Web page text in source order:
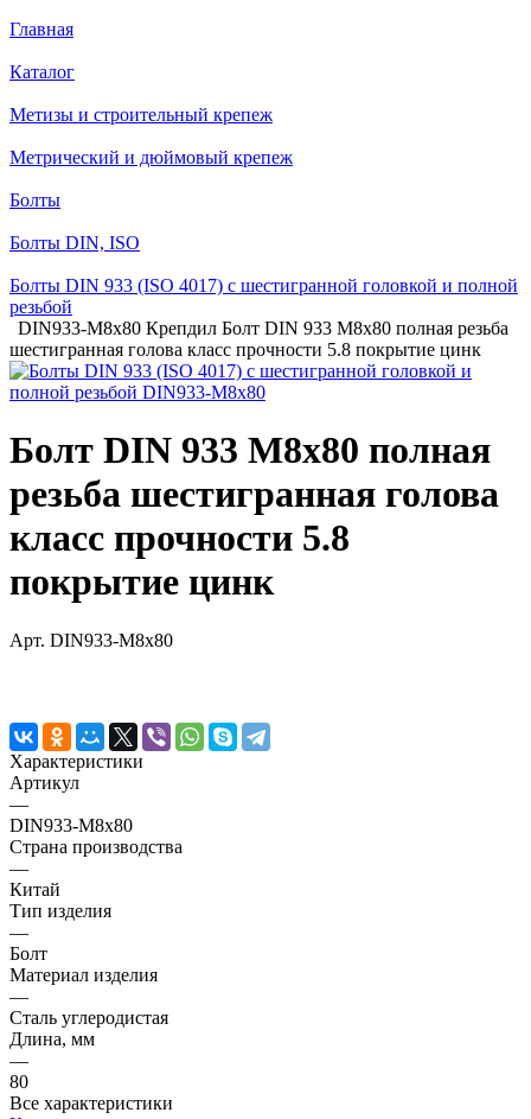
Главная
Каталог
Метизы и строительный крепеж
Метрический и дюймовый крепеж
Болты
Болты DIN, ISO
Болты DIN 933 (ISO 4017) с шестигранной головкой и полной
резьбой
DIN933-M8х80 Крепдил Болт DIN 933 М8х80 полная резьба
шестигранная голова класс прочности 5.8 покрытие цинк
Болт DIN 933 М8х80 полная
резьба шестигранная голова
класс прочности 5.8
покрытие цинк
Арт. DIN933-M8х80
Характеристики
Артикул
—
DIN933-M8х80
Страна производства
—
Китай
Тип изделия
—
Болт
Материал изделия
—
Сталь углеродистая
Длина, мм
—
80
Все характеристики